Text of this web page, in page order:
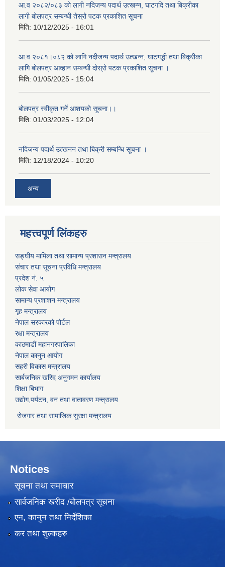
आ.व २०८२/०८३ को लागी नदिजन्य पदार्थ उत्खन्न, घाटगदि तथा बिक्रीका
लागी बोलपत्र सम्बन्धी तेस्रो पटक प्रकाशित सूचना
मिति: 10/12/2025 - 16:01
आ.व २०८१।०८२ को लागि नदीजन्य पदार्थ उत्खन्न, घाटगद्धी तथा बिक्रीका
लागि बोलपत्र आव्हान सम्बन्धी दोस्रो पटक प्रकाशित सूचना ।
मिति: 01/05/2025 - 15:04
बोलपत्र स्वीकृत गर्ने आशयको सूचना।।
मिति: 01/03/2025 - 12:04
नदिजन्य पदार्थ उत्खनन तथा बिक्री सम्बन्धि सूचना ।
मिति: 12/18/2024 - 10:20
अन्य
महत्त्वपूर्ण लिंकहरु
सङ्घीय मामिला तथा सामान्य प्रशासन मन्त्रालय
संचार तथा सूचना प्रविधि मन्त्रालय
प्रदेश नं. ५
लोक सेवा आयोग
सामान्य प्रशाशन मन्त्रालय
गृह मन्त्रालय
नेपाल सरकारको पोर्टल
रक्षा मन्त्रालय
काठमाडौं महानगरपालिका
नेपाल कानुन आयोग
सहरी विकास मन्त्रालय
सार्बजनिक खरिद अनुगमन कार्यालय
शिक्षा बिभाग
उद्योग,पर्यटन, वन तथा वातावरण मन्त्रालय
रोजगार तथा सामाजिक सुरक्षा मन्त्रालय
Notices
सूचना तथा समाचार
सार्वजनिक खरीद /बोलपत्र सूचना
एन, कानुन तथा निर्देशिका
कर तथा शुल्कहरु